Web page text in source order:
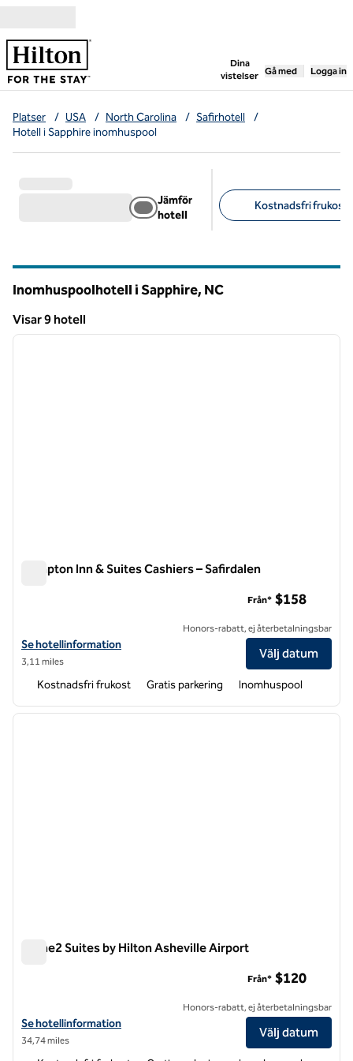
Dina
vistelser
,öppnar ny flik
Gå med Logga in
Platser / USA / North Carolina / Safirhotell
/
Hotell i Sapphire inomhuspool
Jämför
hotell
Kostnadsfri frukost
Inomhuspoolhotell i Sapphire, NC
Visar 9 hotell
Visar 9 hotell
1 av 12
nästa
Hampton Inn & Suites Cashiers – Safirdalen
Visa hotelluppgifter för Hampton Inn & Suites Cashiers-Sapphire
Se hotellinformation
3,11 miles
Från* $158
Honors-rabatt, ej återbetalningsbar
Välj datum
Kostnadsfri frukost Gratis parkering Inomhuspool
1 av 12
nästa
Home2 Suites by Hilton Asheville Airport
Visa hotelluppgifter för Home2 Suites by Hilton Asheville Airport
Se hotellinformation
34,74 miles
Från* $120
Honors-rabatt, ej återbetalningsbar
Välj datum